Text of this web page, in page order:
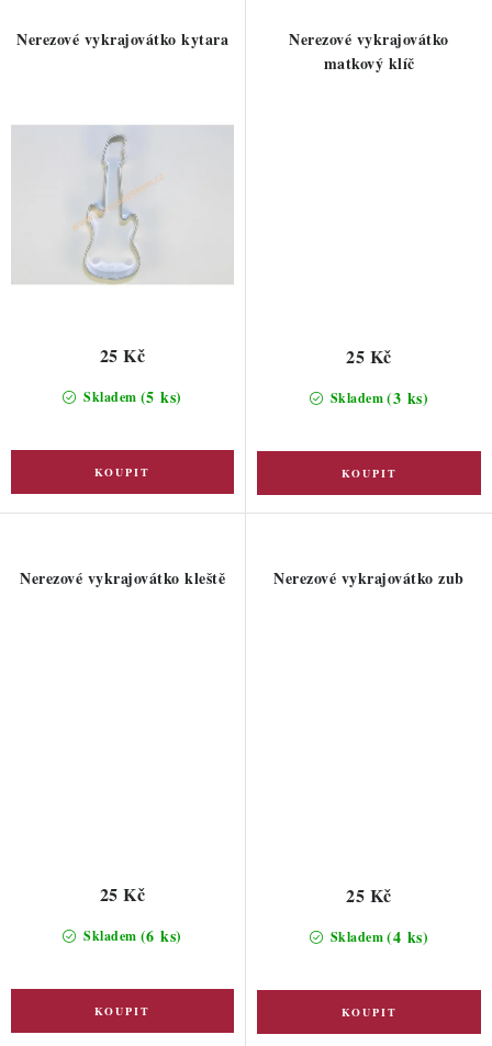
Nerezové vykrajovátko kytara
Skladem (5 ks)
25 Kč
Nerezové vykrajovátko
matkový klíč
Skladem(3 ks)
25 Kč
Nerezové vykrajovátko kleště
Skladem (6 ks)
25 Kč
Nerezové vykrajovátko zub
Skladem(4 ks)
25 Kč